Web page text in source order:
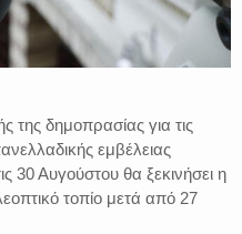
της δημοπρασίας για τις
εμβέλειας
30 Αυγούστου θα ξεκινήσει η
τοπίο μετά από 27